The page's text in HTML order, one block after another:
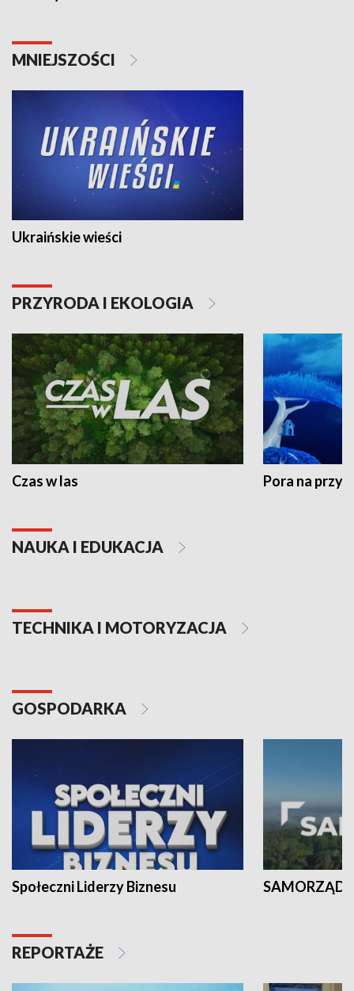
MNIEJSZOŚCI
Ukraińskie wieści
PRZYRODA I EKOLOGIA
Czas w las Pora na
NAUKA I EDUKACJA
TECHNIKA I MOTORYZACJA
GOSPODARKA
Społeczni Liderzy Biznesu SAMORZĄD
REPORTAŻE